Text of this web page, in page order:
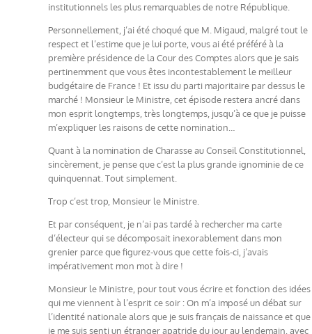
institutionnels les plus remarquables de notre République.
Personnellement, j’ai été choqué que M. Migaud, malgré tout le
respect et l’estime que je lui porte, vous ai été préféré à la
première présidence de la Cour des Comptes alors que je sais
pertinemment que vous êtes incontestablement le meilleur
budgétaire de France ! Et issu du parti majoritaire par dessus le
marché ! Monsieur le Ministre, cet épisode restera ancré dans
mon esprit longtemps, très longtemps, jusqu’à ce que je puisse
m’expliquer les raisons de cette nomination…
Quant à la nomination de Charasse au Conseil Constitutionnel,
sincèrement, je pense que c’est la plus grande ignominie de ce
quinquennat. Tout simplement.
Trop c’est trop, Monsieur le Ministre.
Et par conséquent, je n’ai pas tardé à rechercher ma carte
d’électeur qui se décomposait inexorablement dans mon
grenier parce que figurez-vous que cette fois-ci, j’avais
impérativement mon mot à dire !
Monsieur le Ministre, pour tout vous écrire et fonction des idées
qui me viennent à l’esprit ce soir : On m’a imposé un débat sur
l’identité nationale alors que je suis français de naissance et que
je me suis senti un étranger apatride du jour au lendemain, avec